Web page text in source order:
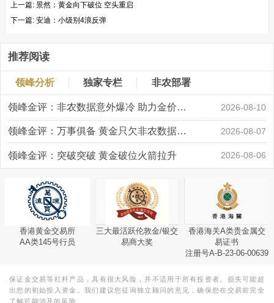
上一篇: 景然：黄金向下破位 空头重启
下一篇: 安迪：小级别4浪反弹
推荐阅读
领峰分析 独家专栏 非农部署
领峰金评：非农数据意外爆冷 助力金价大涨创新高 2026-08-10
领峰金评：万事俱备 黄金只欠非农数据“东风” 2026-08-07
领峰金评：突破突破 黄金破位火箭拉升 2026-08-06
香港黄金交易所
AA类145号行员
三大最活跃伦敦金/银交
易商大奖
香港海关A类贵金属交
易证书
注册号A-B-23-06-00639
保证金交易等杠杆产品，具有很大风险，并不适用于所有投资者。损失可能超
出您的初始投入资金。我们建议您征询独立顾问的意见，确保您在交易前完全
了解可能涉及的风险。